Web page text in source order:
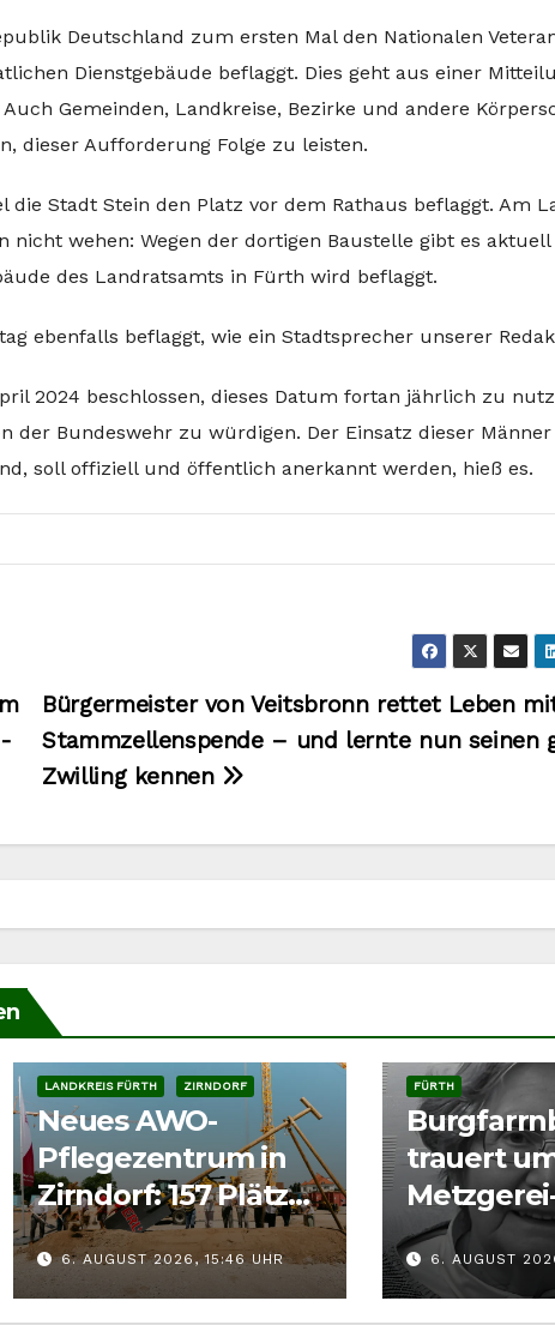
Deutschland zum ersten Mal den Nationalen
Dienstgebäude beflaggt. Dies geht aus einer
Gemeinden, Landkreise, Bezirke und andere
dieser Aufforderung Folge zu leisten.
Stadt Stein den Platz vor dem Rathaus beflaggt. Am
nicht wehen: Wegen der dortigen Baustelle gibt es
des Landratsamts in Fürth wird beflaggt.
ebenfalls beflaggt, wie ein Stadtsprecher unserer
2024 beschlossen, dieses Datum fortan jährlich zu
der Bundeswehr zu würdigen. Der Einsatz dieser
soll offiziell und öffentlich anerkannt werden, hieß es.
Bürgermeister von Veitsbronn rettet Leben
Stammzellenspende – und lernte nun seinen
Zwilling kennen
LANDKREIS FÜRTH ZIRNDORF
Neues AWO-
Pflegezentrum in
Zirndorf: 157 Plätze
sollen bis 2028
entstehen
6. AUGUST 2026, 15:46 UHR
FÜRTH
trauert
Ammon
6. AUGUST